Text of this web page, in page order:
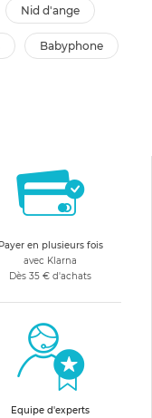
nid d'ange
babyphone
Payer en plusieurs fois
avec Klarna
Dès 35 € d'achats
Equipe d'experts